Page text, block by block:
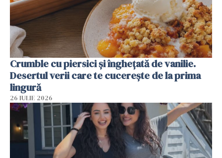
Crumble cu piersici și înghețată de vanilie.
Desertul verii care te cucerește de la prima
lingură
26 IULIE 2026